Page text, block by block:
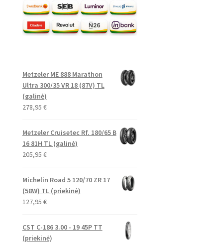
Metzeler ME 888 Marathon
Ultra 300/35 VR 18 (87V) TL
(galinė)
278,95 €
Metzeler Cruisetec Rf. 180/65 B
16 81H TL (galinė)
205,95 €
Michelin Road 5 120/70 ZR 17
(58W) TL (priekinė)
127,95 €
CST C-186 3.00 - 19 45P TT
(priekinė)